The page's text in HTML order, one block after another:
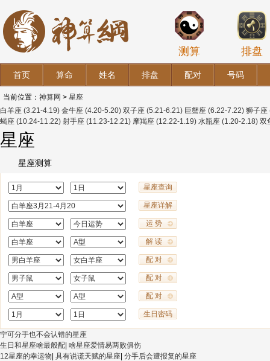
测算 排盘
首页 算命 姓名 排盘 配对 号码
当前位置： 神算网 > 星座
白羊座 (3.21-4.19) 金牛座 (4.20-5.20) 双子座 (5.21-6.21) 巨蟹座 (6.22-7.22) 狮子座
蝎座 (10.24-11.22) 射手座 (11.23-12.21) 摩羯座 (12.22-1.19) 水瓶座 (1.20-2.18) 双
星座
星座测算
星座查询
星座详解
运 势
解 读
配 对
配 对
配 对
生日密码
宁可分手也不会认错的星座
生日和星座啥最般配 啥星座爱情易两败俱伤
12星座的幸运物 具有说谎天赋的星座 分手后会遭报复的星座